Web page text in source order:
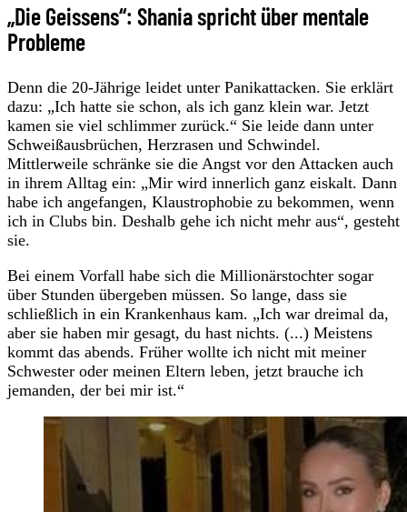
„Die Geissens“: Shania spricht über mentale
Probleme
Denn die 20-Jährige leidet unter Panikattacken. Sie erklärt
dazu: „Ich hatte sie schon, als ich ganz klein war. Jetzt
kamen sie viel schlimmer zurück.“ Sie leide dann unter
Schweißausbrüchen, Herzrasen und Schwindel.
Mittlerweile schränke sie die Angst vor den Attacken auch
in ihrem Alltag ein: „Mir wird innerlich ganz eiskalt. Dann
habe ich angefangen, Klaustrophobie zu bekommen, wenn
ich in Clubs bin. Deshalb gehe ich nicht mehr aus“, gesteht
sie.
Bei einem Vorfall habe sich die Millionärstochter sogar
über Stunden übergeben müssen. So lange, dass sie
schließlich in ein Krankenhaus kam. „Ich war dreimal da,
aber sie haben mir gesagt, du hast nichts. (...) Meistens
kommt das abends. Früher wollte ich nicht mit meiner
Schwester oder meinen Eltern leben, jetzt brauche ich
jemanden, der bei mir ist.“